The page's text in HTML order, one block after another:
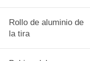
Rollo de aluminio de
la tira